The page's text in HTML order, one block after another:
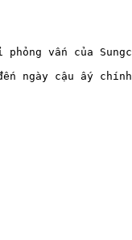
phỏng vấn của
ngày cậu ấy